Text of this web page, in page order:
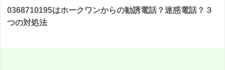
0368710195はホークワンからの勧誘電話？迷惑電話？３
つの対処法